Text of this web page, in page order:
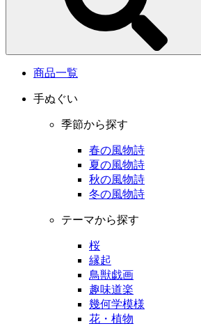
商品一覧
手ぬぐい
季節から探す
春の風物詩
夏の風物詩
秋の風物詩
冬の風物詩
テーマから探す
桜
縁起
鳥獣戯画
趣味道楽
幾何学模様
花・植物